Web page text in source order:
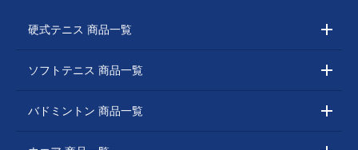
硬式テニス 商品一覧
ソフトテニス 商品一覧
バドミントン 商品一覧